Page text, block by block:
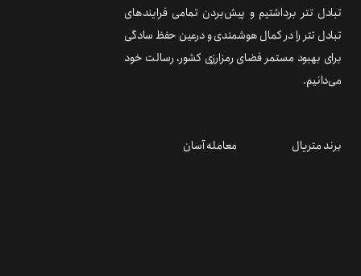
تبادل تتر برداشتیم و پیش‌بردن تمامی فرایندهای
تبادل تتر را در کمال هوشمندی و درعین حفظ سادگی
برای بهبود مستمر فضای رمزارزی کشور، رسالت خود
می‌دانیم.
برند متریال معامله آسان